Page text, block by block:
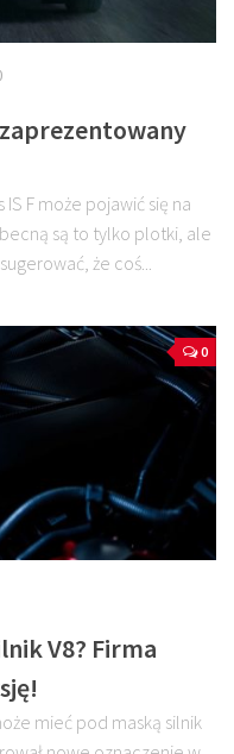
F może pojawić się na
są to tylko plotki, ale
że coś...
0
V8? Firma
mieć pod maską silnik